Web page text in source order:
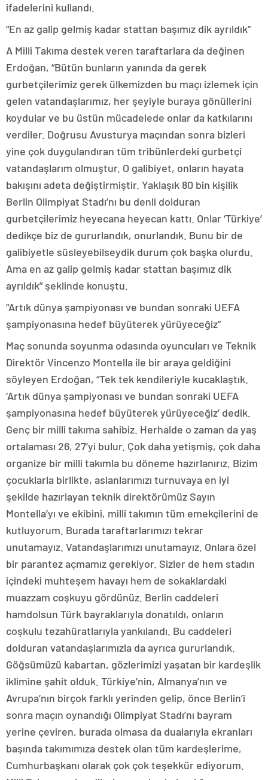
ifadelerini kullandı.
“En az galip gelmiş kadar stattan başımız dik ayrıldık”
A Milli Takıma destek veren taraftarlara da değinen
Erdoğan, “Bütün bunların yanında da gerek
gurbetçilerimiz gerek ülkemizden bu maçı izlemek için
gelen vatandaşlarımız, her şeyiyle buraya gönüllerini
koydular ve bu üstün mücadelede onlar da katkılarını
verdiler. Doğrusu Avusturya maçından sonra bizleri
yine çok duygulandıran tüm tribünlerdeki gurbetçi
vatandaşlarım olmuştur. O galibiyet, onların hayata
bakışını adeta değiştirmiştir. Yaklaşık 80 bin kişilik
Berlin Olimpiyat Stadı’nı bu denli dolduran
gurbetçilerimiz heyecana heyecan kattı. Onlar ‘Türkiye’
dedikçe biz de gururlandık, onurlandık. Bunu bir de
galibiyetle süsleyebilseydik durum çok başka olurdu.
Ama en az galip gelmiş kadar stattan başımız dik
ayrıldık” şeklinde konuştu.
“Artık dünya şampiyonası ve bundan sonraki UEFA
şampiyonasına hedef büyüterek yürüyeceğiz”
Maç sonunda soyunma odasında oyuncuları ve Teknik
Direktör Vincenzo Montella ile bir araya geldiğini
söyleyen Erdoğan, “Tek tek kendileriyle kucaklaştık.
‘Artık dünya şampiyonası ve bundan sonraki UEFA
şampiyonasına hedef büyüterek yürüyeceğiz’ dedik.
Genç bir milli takıma sahibiz. Herhalde o zaman da yaş
ortalaması 26, 27’yi bulur. Çok daha yetişmiş, çok daha
organize bir milli takımla bu döneme hazırlanırız. Bizim
çocuklarla birlikte, aslanlarımızı turnuvaya en iyi
şekilde hazırlayan teknik direktörümüz Sayın
Montella’yı ve ekibini, milli takımın tüm emekçilerini de
kutluyorum. Burada taraftarlarımızı tekrar
unutamayız. Vatandaşlarımızı unutamayız. Onlara özel
bir parantez açmamız gerekiyor. Sizler de hem stadın
içindeki muhteşem havayı hem de sokaklardaki
muazzam coşkuyu gördünüz. Berlin caddeleri
hamdolsun Türk bayraklarıyla donatıldı, onların
coşkulu tezahüratlarıyla yankılandı. Bu caddeleri
dolduran vatandaşlarımızla da ayrıca gururlandık.
Göğsümüzü kabartan, gözlerimizi yaşatan bir kardeşlik
iklimine şahit olduk. Türkiye’nin, Almanya’nın ve
Avrupa’nın birçok farklı yerinden gelip, önce Berlin’i
sonra maçın oynandığı Olimpiyat Stadı’nı bayram
yerine çeviren, burada olmasa da dualarıyla ekranları
başında takımımıza destek olan tüm kardeşlerime,
Cumhurbaşkanı olarak çok çok teşekkür ediyorum.